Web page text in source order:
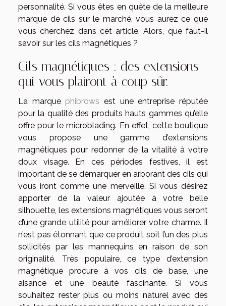
personnalité. Si vous êtes en quête de la meilleure
marque de cils sur le marché, vous aurez ce que
vous cherchez dans cet article. Alors, que faut-il
savoir sur les cils magnétiques ?
Cils magnétiques : des extensions
qui vous plairont à coup sûr.
La marque phibrows est une entreprise réputée
pour la qualité des produits hauts gammes qu’elle
offre pour le microblading. En effet, cette boutique
vous propose une gamme d’extensions
magnétiques pour redonner de la vitalité à votre
doux visage. En ces périodes festives, il est
important de se démarquer en arborant des cils qui
vous iront comme une merveille. Si vous désirez
apporter de la valeur ajoutée à votre belle
silhouette, les extensions magnétiques vous seront
d’une grande utilité pour améliorer votre charme. Il
n’est pas étonnant que ce produit soit l’un des plus
sollicités par les mannequins en raison de son
originalité. Très populaire, ce type d’extension
magnétique procure à vos cils de base, une
aisance et une beauté fascinante. Si vous
souhaitez rester plus ou moins naturel avec des